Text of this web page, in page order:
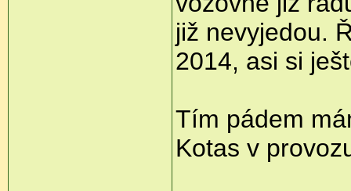
již nevyjedou.
2014, asi si
Tím pádem
Kotas v